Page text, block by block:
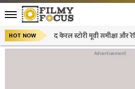
HOT NOW द केरल स्टोरी मूवी समीक्षा और